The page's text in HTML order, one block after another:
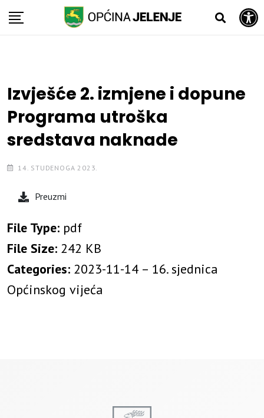
Open toolbar
Skip
Izvješće 2. izmjene i dopune
Programa utroška
sredstava naknade
14. STUDENOGA 2023.
Preuzmi
File Type: pdf
File Size: 242 KB
Categories: 2023-11-14 – 16. sjednica
Općinskog vijeća